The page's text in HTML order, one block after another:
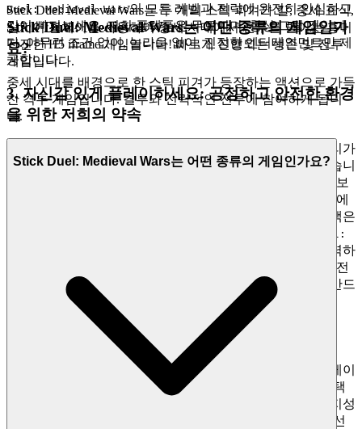
Duel: Medieval Wars의 모든 레벨과 전략에 완전히 안심하고
깊이 빠져보세요. 저희 플랫폼은 무료이며, 항상 그럴 것입니
다. 아무런 조건 없이, 놀라움 없이, 진정한 엔터테인먼트만 제
공합니다.
3. 자신감 있게 플레이하세요: 공정하고 안전한 환경
을 위한 저희의 약속
게임은 진정한 실력을 시험하는 최고의 환경에서, 모든 승리가
얻어지고 모든 도전이 개인적인 승리로 극복될 때 가장 좋습니
다. 저희는 여러분의 업적이 의미 있고, 여러분의 데이터가 보
호되는 안식처를 제공합니다. 플레이어 데이터 프라이버시에
대한 변함없는 약속과 부정 행위에 대한 확고한 무관용 정책은
Stick Duel:
리더보드의 최고 자리를 차지하기 위해 노력하
세요. 이는 진정한 실력 시험임을 알고 있습니다. 저희는 안전
하고 공정한 놀이터를 만들고, 여러분은 여러분의 유산을 만드
는 데 집중할 수 있습니다.
4. 플레이어 존중: 엄선된, 품질 우선의 세상
저희는 단순히 게임을 호스팅하는 것이 아니라, 경험을 큐레이
션합니다. 저희는 플레이어가 끝없는, 영감을 받지 못한 선택
이상을 누릴 자격이 있다고 생각합니다. 여러분의 시간과 지성
은 매우 소중하며, 저희 플랫폼은 고품질 게임을 꼼꼼하게 선
Stick Duel: Medieval Wars는 두 개의 스틱 피겨가 칼, 중세 표식,
심지어 휠체어를 사용하여 중세 시대에서 전투를 벌이는 흥미
진진한 H5 iframe 게임입니다! 빠르게 진행되는 생존 및 전투
게임입니다.
Stick Duel: Medieval Wars는 어떤 종류의 게임인가
요?
중세 시대를 배경으로 한 스틱 피겨가 등장하는 액션으로 가득
찬 격투 게임입니다. 결투와 전략적인 전투에 참여하게 됩니
다.
Stick Duel: Medieval Wars는 어떤 종류의 게임인가요?